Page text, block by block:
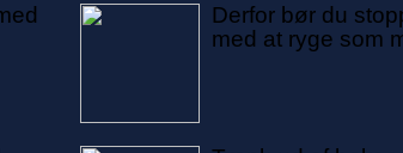
Derfor bør du
med at ryge som